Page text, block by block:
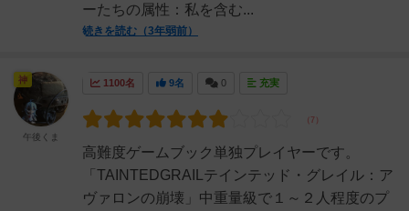
ーたちの属性：私を含む...
続きを読む（3年弱前）
1100名 9名 0 充実
高難度ゲームブック単独プレイヤーです。
「TAINTEDGRAILテインテッド・グレイル：ア
ヴァロンの崩壊」中重量級で１～２人程度のプ
神
午後くま